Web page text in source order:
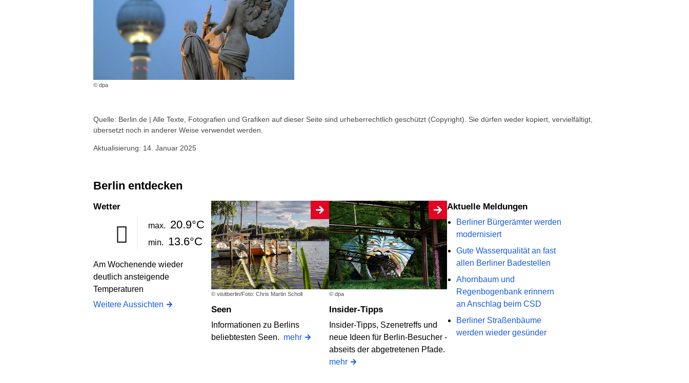
© dpa
Quelle: Berlin.de | Alle Texte, Fotografien und Grafiken auf dieser Seite sind urheberrechtlich geschützt (Copyright). Sie dürfen weder kopiert, vervielfältigt,
übersetzt noch in anderer Weise verwendet werden.
Aktualisierung: 14. Januar 2025
Berlin entdecken
Wetter
max. 20.9°C
min. 13.6°C
Am Wochenende wieder
deutlich ansteigende
Temperaturen
Weitere Aussichten
© visitberlin/Foto: Chris Martin Scholl
Seen
Informationen zu Berlins
beliebtesten Seen. mehr
© dpa
Insider-Tipps
Insider-Tipps, Szenetreffs und
neue Ideen für Berlin-Besucher -
abseits der abgetretenen Pfade.
mehr
Aktuelle Meldungen
Berliner Bürgerämter werden
modernisiert
Gute Wasserqualität an fast
allen Berliner Badestellen
Ahornbaum und
Regenbogenbank erinnern
an Anschlag beim CSD
Berliner Straßenbäume
werden wieder gesünder